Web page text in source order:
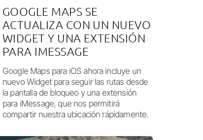
GOOGLE MAPS SE
ACTUALIZA CON UN NUEVO
WIDGET Y UNA EXTENSIÓN
PARA IMESSAGE
Google Maps para iOS ahora incluye un
nuevo Widget para seguir las rutas desde
la pantalla de bloqueo y una extensión
para iMessage, que nos permitirá
compartir nuestra ubicación rápidamente.